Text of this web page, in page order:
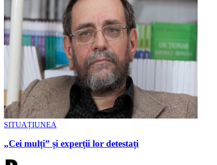
SITUAȚIUNEA
„Cei mulți” și experții lor detestați